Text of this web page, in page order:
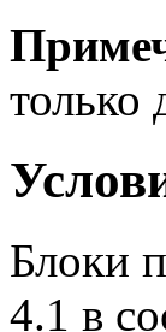
только
Блоки
4.1 в